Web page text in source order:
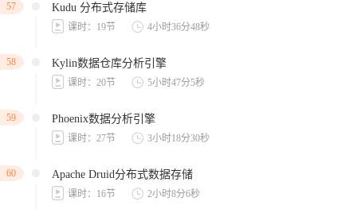
57 Kudu 分布式存储库
课时：19节 4小时36分48秒
58 Kylin数据仓库分析引擎
课时：20节 5小时47分5秒
59 Phoenix数据分析引擎
课时：27节 3小时18分30秒
60 Apache Druid分布式数据存储
课时：16节 2小时8分6秒